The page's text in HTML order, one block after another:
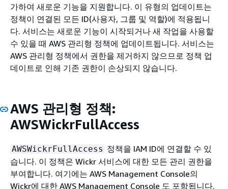
가하여 새로운 기능을 지원합니다. 이 유형의 업데이트는
정책이 연결된 모든 ID(사용자, 그룹 및 역할)에 적용됩니
다. 서비스는 새로운 기능이 시작되거나 새 작업을 사용할
수 있을 때 AWS 관리형 정책에 업데이트됩니다. 서비스는
AWS 관리형 정책에서 권한을 제거하지 않으므로 정책 업
데이트로 인해 기존 권한이 손상되지 않습니다.
AWS 관리형 정책:
AWSWickrFullAccess
AWSWickrFullAccess 정책을 IAM ID에 연결할 수 있
습니다. 이 정책은 Wickr 서비스에 대한 모든 관리 권한을
부여합니다. 여기에는 AWS Management Console의
Wickr에 대한 AWS Management Console 도 포함됩니다.